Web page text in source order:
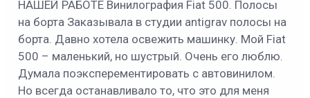
НАШЕЙ РАБОТЕ Винилография Fiat 500. Полосы
на борта Заказывала в студии antigrav полосы на
борта. Давно хотела освежить машинку. Мой Fiat
500 – маленький, но шустрый. Очень его люблю.
Думала поэксперементировать с автовинилом.
Но всегда останавливало то, что это для меня